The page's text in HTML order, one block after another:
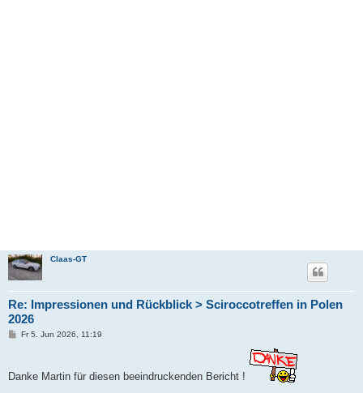
Claas-GT
Re: Impressionen und Rückblick > Sciroccotreffen in Polen
2026
B
a
Fr 5. Jun 2026, 11:19
Danke Martin für diesen beeindruckenden Bericht !